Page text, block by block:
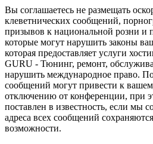
Вы соглашаетесь не размещать
клеветнических сообщений,
призывов к национальной розни и
которые могут нарушить законы
которая предоставляет услуги
GURU - Тюнинг, ремонт,
нарушить международное право.
сообщений могут привести к
отключению от конференции, при
поставлен в известность, если мы
адреса всех сообщений
возможности.